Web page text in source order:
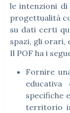
le intenzioni di
progettualità
su dati certi
spazi, gli orari,
Il POF ha i
Fornire
specifiche
territorio